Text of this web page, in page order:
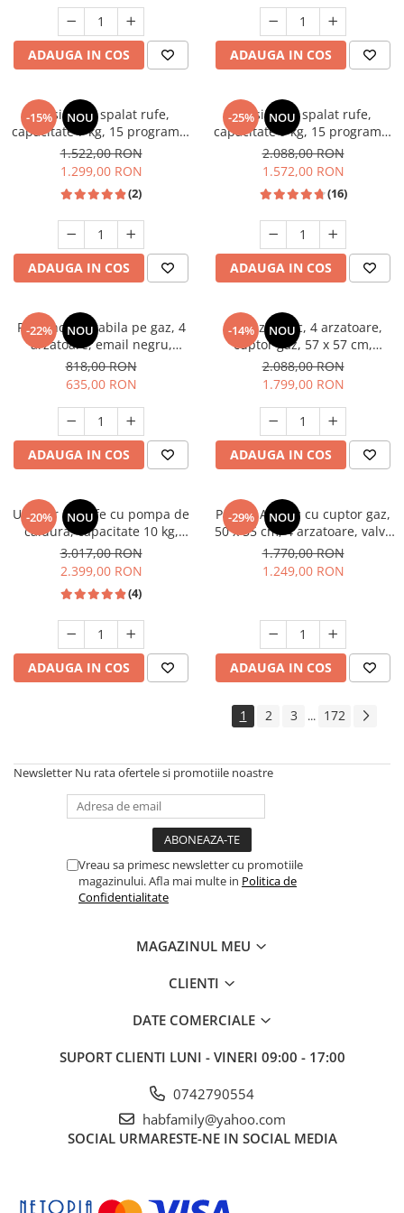
Unelte Gradinarit
Ventilatoare & Sisteme Racire
Aparate de aer conditionat
Zootehnie
Foarfeci tuns oi
Incubatoare oua
ADAUGA IN COS ADAUGA IN COS
-15% NOU
Masina de spalat rufe,
capacitate 7 kg, 15 programe,
afisaj LED, 1200 Rpm, alb,
HEINNER
1.522,00 RON
1.299,00 RON
(2)
ADAUGA IN COS
-25% NOU
Masina de spalat rufe,
capacitate 9 kg, 15 programe,
1400 Rpm, clasa A, Slim,
motor Inverter, Samus WSLI-
9144
2.088,00 RON
1.572,00 RON
(16)
ADAUGA IN COS
-22% NOU
Plita incorporabila pe gaz, 4
arzatoare, email negru,
gratare din fonta, aprindere
electrica, Samus
818,00 RON
635,00 RON
ADAUGA IN COS
-14% NOU
Aragaz rustic, 4 arzatoare,
cuptor gaz, 57 x 57 cm,
rotisor, grill, ventilatie,
aprindere electrica, gratare
fonta, negru + plita inox,
Studio Casa Marco
2.088,00 RON
1.799,00 RON
ADAUGA IN COS
-20% NOU
Uscator de rufe cu pompa de
caldura, capacitate 10 kg,
clasa A++, motor inverter, 14
programe, Heinner
3.017,00 RON
2.399,00 RON
(4)
ADAUGA IN COS
-29% NOU
Pachet Aragaz cu cuptor gaz,
50 x 55 cm, 4 arzatoare, valva
siguranta, Hota traditionala, 2
motoare, 3 viteze, 299-
483m3/h, Alb, Studio Casa
1.770,00 RON
1.249,00 RON
ADAUGA IN COS
1 2 3 ... 172
Newsletter Nu rata ofertele si promotiile noastre
Vreau sa primesc newsletter cu promotiile
magazinului. Afla mai multe in Politica de
Confidentialitate
MAGAZINUL MEU
CLIENTI
DATE COMERCIALE
SUPORT CLIENTI LUNI - VINERI 09:00 - 17:00
0742790554
habfamily@yahoo.com
SOCIAL URMARESTE-NE IN SOCIAL MEDIA